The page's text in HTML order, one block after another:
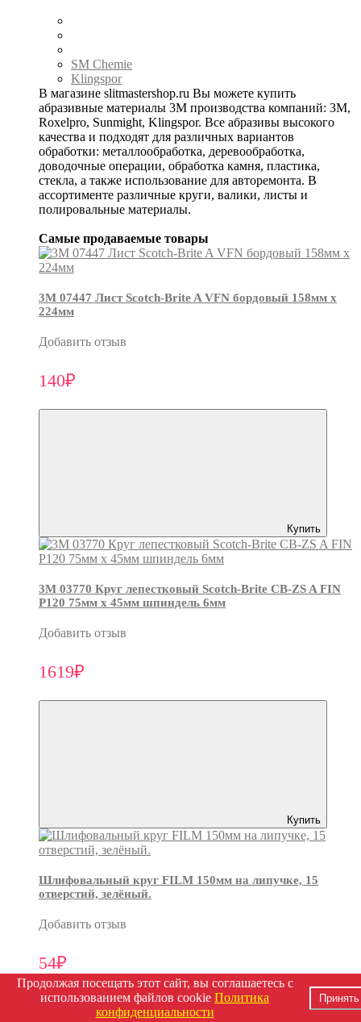
SM Chemie
Klingspor
В магазине slitmastershop.ru Вы можете купить
абразивные материалы 3М производства компаний: 3М,
Roxelpro, Sunmight, Klingspor. Все абразивы высокого
качества и подходят для различных вариантов
обработки: металлообработка, деревообработка,
доводочные операции, обработка камня, пластика,
стекла, а также использование для авторемонта. В
ассортименте различные круги, валики, листы и
полировальные материалы.
Самые продаваемые товары
3М 07447 Лист Scotch-Brite A VFN бордовый 158мм х
224мм
Добавить отзыв
140₽
Купить
3М 03770 Круг лепестковый Scotch-Brite CB-ZS A FIN
P120 75мм х 45мм шпиндель 6мм
Добавить отзыв
1619₽
Купить
Шлифовальный круг FILM 150мм на липучке, 15
отверстий, зелёный.
Добавить отзыв
54₽
Продолжая посещать этот сайт, вы соглашаетесь с
использованием файлов cookie Политика
конфиденциальности
Принять